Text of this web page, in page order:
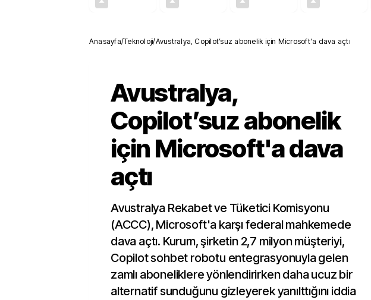
Anasayfa/Teknoloji/Avustralya, Copilot’suz abonelik için Microsoft'a dava açtı
Avustralya,
Copilot’suz abonelik
için Microsoft'a dava
açtı
Avustralya Rekabet ve Tüketici Komisyonu
(ACCC), Microsoft'a karşı federal mahkemede
dava açtı. Kurum, şirketin 2,7 milyon müşteriyi,
Copilot sohbet robotu entegrasyonuyla gelen
zamlı aboneliklere yönlendirirken daha ucuz bir
alternatif sunduğunu gizleyerek yanılttığını iddia